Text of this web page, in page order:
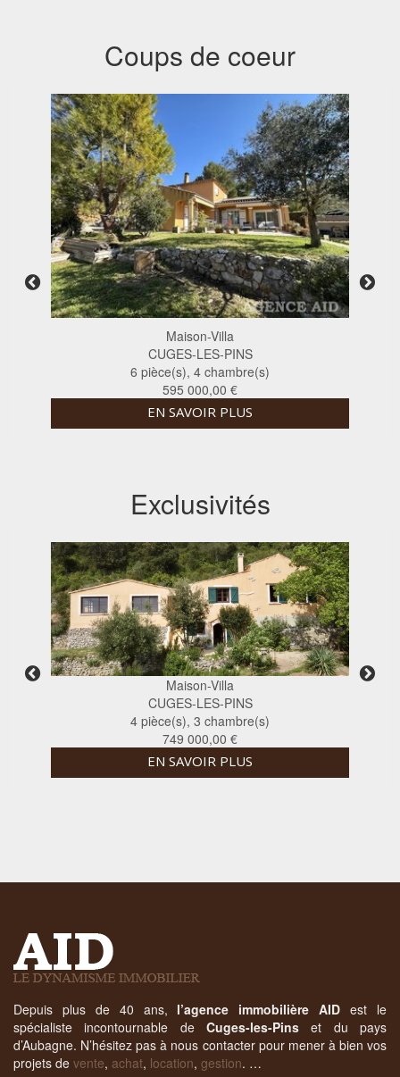
Coups de coeur
Maison-Villa
CUGES-LES-PINS
6 pièce(s), 4 chambre(s)
595 000,00 €
EN SAVOIR PLUS
Exclusivités
Maison-Villa
CUGES-LES-PINS
4 pièce(s), 3 chambre(s)
749 000,00 €
EN SAVOIR PLUS
Depuis plus de 40 ans, l’agence immobilière AID est le
spécialiste incontournable de Cuges-les-Pins et du pays
d’Aubagne. N’hésitez pas à nous contacter pour mener à bien vos
projets de vente, achat, location, gestion. …